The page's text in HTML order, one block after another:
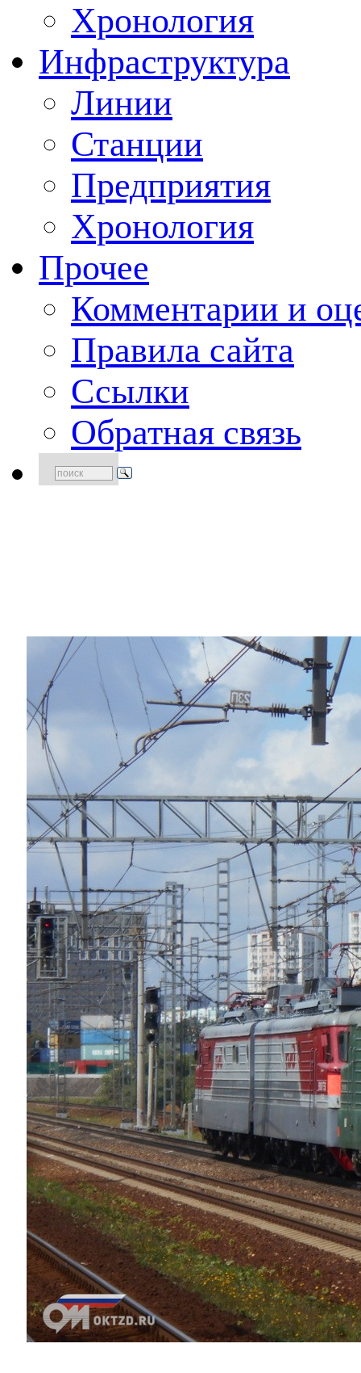
Хронология
Инфраструктура
Линии
Станции
Предприятия
Хронология
Прочее
Комментарии и
Правила сайта
Ссылки
Обратная связь